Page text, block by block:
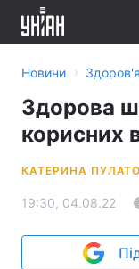
Новини › Здоров'я
Здорова
корисних
КАТЕРИНА
19:30, 04.08.22